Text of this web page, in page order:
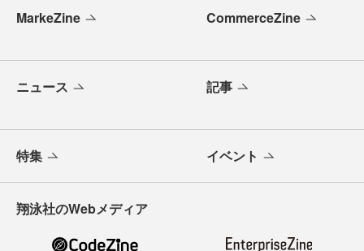
MarkeZine CommerceZine
ニュース 記事
特集 イベント
翔泳社のWebメディア